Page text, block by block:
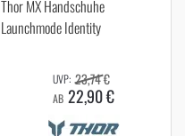
Thor MX Handschuhe
Launchmode Identity
AB 22,90 €
23,74 €